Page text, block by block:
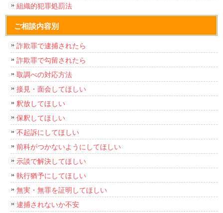
組織的犯罪処罰法
ご相談内容別
詐欺罪で逮捕されたら
詐欺罪で勾留されたら
取調べの対応方法
接見・面会してほしい
釈放してほしい
保釈してほしい
不起訴にしてほしい
前科がつかないようにしてほしい
示談で解決してほしい
執行猶予にしてほしい
無実・無罪を証明してほしい
逮捕されないか不安